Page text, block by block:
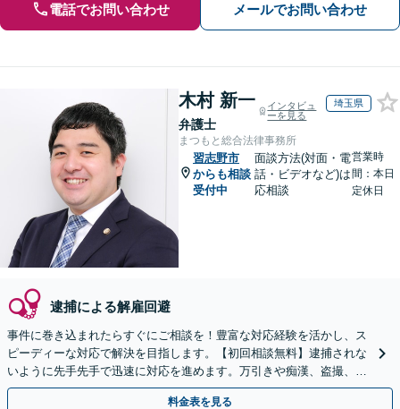
電話でお問い合わせ メールでお問い合わせ
木村 新一
弁護士
インタビュ
ーを見る
埼玉県
まつもと総合法律事務所
習志野市
からも相談
受付中
面談方法(対面・電
話・ビデオなど)は
応相談
営業時
間：本日
定休日
逮捕による解雇回避
事件に巻き込まれたらすぐにご相談を！豊富な対応経験を活かし、ス
ピーディーな対応で解決を目指します。【初回相談無料】逮捕されな
いように先手先手で迅速に対応を進めます。万引きや痴漢、盗撮、覚
醒剤など幅広い事案に対応します。
料金表を見る